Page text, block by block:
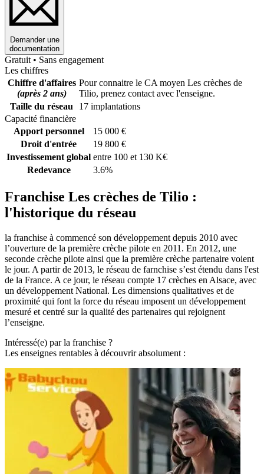
Demander une
documentation
Gratuit • Sans engagement
Les chiffres
Chiffre d'affaires
(après 2 ans)
Pour connaitre le CA moyen Les crèches de
Tilio, prenez contact avec l'enseigne.
Taille du réseau
17 implantations
Capacité financière
Apport personnel
15 000 €
Droit d'entrée
19 800 €
Investissement global entre 100 et 130 K€
Redevance
3.6%
Franchise Les crèches de Tilio :
l'historique du réseau
la franchise à commencé son développement depuis 2010 avec
l’ouverture de la première crèche pilote en 2011. En 2012, une
seconde crèche pilote ainsi que la première crèche partenaire voient
le jour. A partir de 2013, le réseau de farnchise s’est étendu dans l'est
de la France. A ce jour, le réseau compte 17 crèches en Alsace, avec
un développement National. Les dimensions qualitatives et de
proximité qui font la force du réseau imposent un développement
mesuré et centré sur la qualité des partenaires qui rejoignent
l’enseigne.
Intéressé(e) par la franchise ?
Les enseignes rentables à découvrir absolument :